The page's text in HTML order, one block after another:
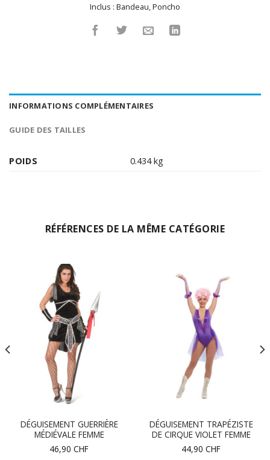
Inclus : Bandeau Poncho
INFORMATIONS COMPLÉMENTAIRES
GUIDE DES TAILLES
POIDS 0.434 kg
RÉFÉRENCES DE LA MÊME CATÉGORIE
DÉGUISEMENT GUERRIÈRE
MÉDIÉVALE FEMME
46,90 CHF
DÉGUISEMENT TRAPÉZISTE
DE CIRQUE VIOLET FEMME
44,90 CHF